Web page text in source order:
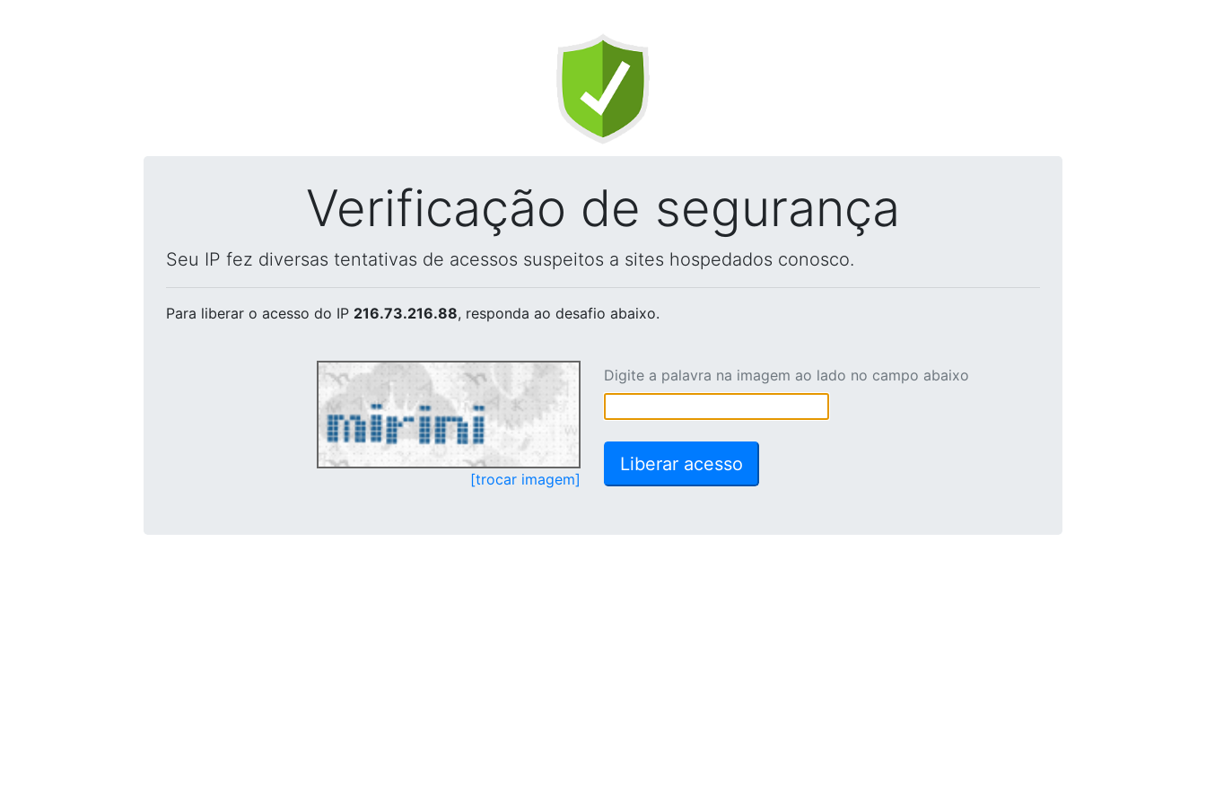
Verificação de segurança
Seu IP fez diversas tentativas de acessos suspeitos a sites hospedados conosco.
Para liberar o acesso do IP 216.73.216.88, responda ao desafio abaixo.
[trocar imagem]
Digite a palavra na imagem ao lado no campo abaixo